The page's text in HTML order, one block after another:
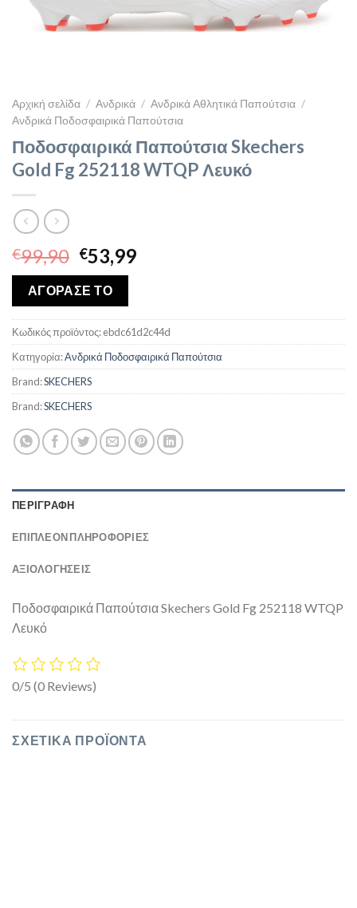
Αρχική σελίδα / Ανδρικά / Ανδρικά Αθλητικά Παπούτσια /
Ανδρικά Ποδοσφαιρικά Παπούτσια
Ποδοσφαιρικά Παπούτσια Skechers
Gold Fg 252118 WTQP Λευκό
€99,90 Original
price
was:
€99,90.
€53,99Η
€53,99.
ΑΓΟΡΑΣΕ ΤΟ
Κωδικός προϊόντος:ebdc61d2c44d
Κατηγορία:Ανδρικά Ποδοσφαιρικά Παπούτσια
Brand:SKECHERS
Brand:SKECHERS
ΠΕΡΙΓΡΑΦΉ
ΕΠΙΠΛΈΟΝ ΠΛΗΡΟΦΟΡΊΕΣ
ΑΞΙΟΛΟΓΗΣΕΙΣ
Ποδοσφαιρικά Παπούτσια Skechers Gold Fg 252118 WTQP
Λευκό
0/5 (0 Reviews)
ΣΧΕΤΙΚΆ ΠΡΟΪΌΝΤΑ